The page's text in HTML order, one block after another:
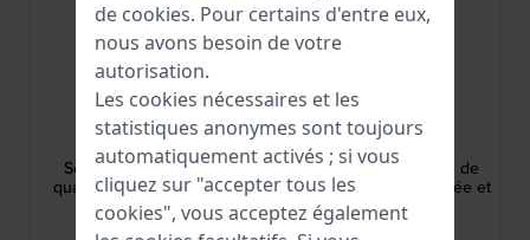
Olympic
OL1DDL002
Soline 32 mm Montre
quartz pour femme avec
index en cristal.
Olympic
OL1DDL001
Soline 32 mm Montre de
mode pour femme, dorée et
beige
de cookies. Pour certains d'entre eux,
nous avons besoin de votre
autorisation.
Les cookies nécessaires et les
statistiques anonymes sont toujours
automatiquement activés ; si vous
cliquez sur "accepter tous les
cookies", vous acceptez également